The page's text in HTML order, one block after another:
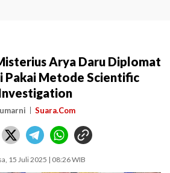
Arya Daru Diplomat
Pakai Metode Scientific
Suara.Com
15 Juli 2025 | 08:26 WIB